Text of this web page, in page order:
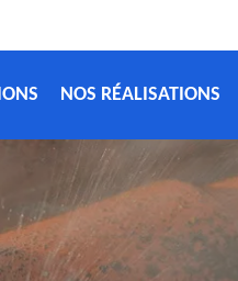
NOS RÉALISATIONS